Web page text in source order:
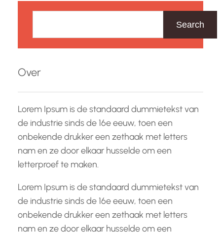
k
n
Search
Over
Lorem Ipsum is de standaard dummietekst van
de industrie sinds de 16e eeuw, toen een
onbekende drukker een zethaak met letters
nam en ze door elkaar husselde om een
letterproef te maken.
Lorem Ipsum is de standaard dummietekst van
de industrie sinds de 16e eeuw, toen een
onbekende drukker een zethaak met letters
nam en ze door elkaar husselde om een